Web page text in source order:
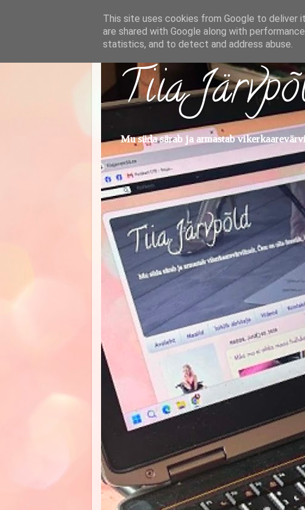
Tiia
Mu süda särab ja armastab
This site uses cookies from Google to deliver
are shared with Google along with
statistics, and to detect and address abuse.